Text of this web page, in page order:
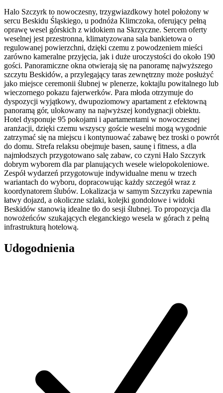
Halo Szczyrk to nowoczesny, trzygwiazdkowy hotel położony w
sercu Beskidu Śląskiego, u podnóża Klimczoka, oferujący pełną
oprawę wesel górskich z widokiem na Skrzyczne. Sercem oferty
weselnej jest przestronna, klimatyzowana sala bankietowa o
regulowanej powierzchni, dzięki czemu z powodzeniem mieści
zarówno kameralne przyjęcia, jak i duże uroczystości do około 190
gości. Panoramiczne okna otwierają się na panoramę najwyższego
szczytu Beskidów, a przylegający taras zewnętrzny może posłużyć
jako miejsce ceremonii ślubnej w plenerze, koktajlu powitalnego lub
wieczornego pokazu fajerwerków. Para młoda otrzymuje do
dyspozycji wyjątkowy, dwupoziomowy apartament z efektowną
panoramą gór, ulokowany na najwyższej kondygnacji obiektu.
Hotel dysponuje 95 pokojami i apartamentami w nowoczesnej
aranżacji, dzięki czemu wszyscy goście weselni mogą wygodnie
zatrzymać się na miejscu i kontynuować zabawę bez troski o powrót
do domu. Strefa relaksu obejmuje basen, saunę i fitness, a dla
najmłodszych przygotowano salę zabaw, co czyni Halo Szczyrk
dobrym wyborem dla par planujących wesele wielopokoleniowe.
Zespół wydarzeń przygotowuje indywidualne menu w trzech
wariantach do wyboru, dopracowując każdy szczegół wraz z
koordynatorem ślubów. Lokalizacja w samym Szczyrku zapewnia
łatwy dojazd, a okoliczne szlaki, kolejki gondolowe i widoki
Beskidów stanowią idealne tło do sesji ślubnej. To propozycja dla
nowożeńców szukających eleganckiego wesela w górach z pełną
infrastrukturą hotelową.
Udogodnienia